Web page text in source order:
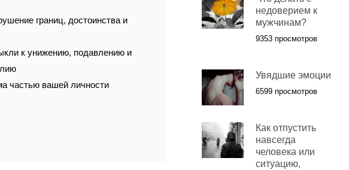
границ, достоинства и
к унижению, подавлению и
частью вашей личности
недоверием к
мужчинам?
9353 просмотров
Увядшие эмоции
6599 просмотров
Как отпустить
навсегда
человека или
ситуацию,